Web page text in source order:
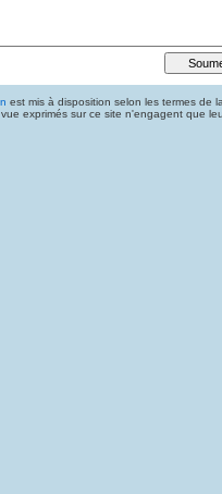
est mis à disposition selon les termes de
exprimés sur ce site n'engagent que